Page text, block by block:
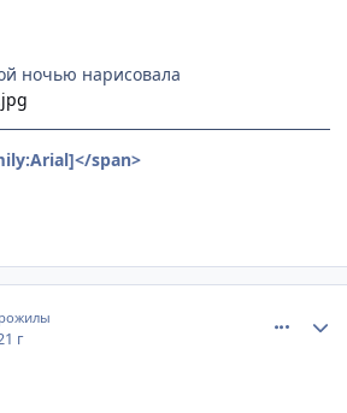
ночью нарисовала
</span>
г